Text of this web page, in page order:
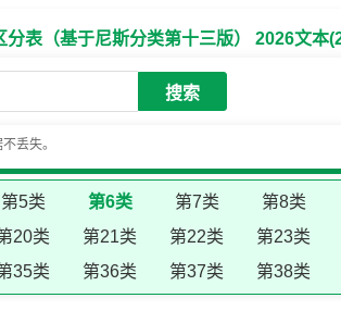
表（基于尼斯分类第十三版） 2026文本
搜索
丢失。
第5类 第6类 第7类 第8类
20类 第21类 第22类 第23类
35类 第36类 第37类 第38类